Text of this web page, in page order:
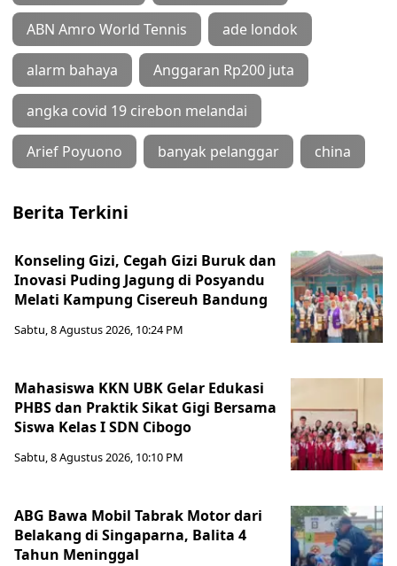
ABN Amro World Tennis ade londok
alarm bahaya Anggaran Rp200 juta
angka covid 19 cirebon melandai
Arief Poyuono banyak pelanggar china
Berita Terkini
Konseling Gizi, Cegah Gizi Buruk dan
Inovasi Puding Jagung di Posyandu
Melati Kampung Cisereuh Bandung
Sabtu, 8 Agustus 2026, 10:24 PM
Mahasiswa KKN UBK Gelar Edukasi
PHBS dan Praktik Sikat Gigi Bersama
Siswa Kelas I SDN Cibogo
Sabtu, 8 Agustus 2026, 10:10 PM
ABG Bawa Mobil Tabrak Motor dari
Belakang di Singaparna, Balita 4
Tahun Meninggal